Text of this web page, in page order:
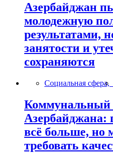
Азербайджан
молодежную
результатами,
занятости и
сохраняются
Социальная сфера,
Коммунальный
Азербайджана:
всё больше, но
требовать